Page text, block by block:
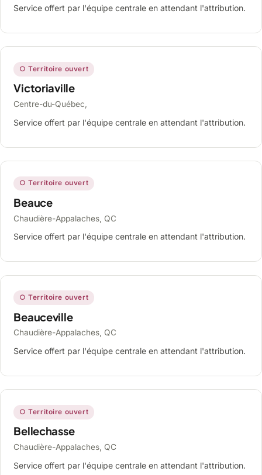
Service offert par l'équipe centrale en attendant l'attribution.
○ Territoire ouvert
Victoriaville
Centre-du-Québec,
Service offert par l'équipe centrale en attendant l'attribution.
○ Territoire ouvert
Beauce
Chaudière-Appalaches, QC
Service offert par l'équipe centrale en attendant l'attribution.
○ Territoire ouvert
Beauceville
Chaudière-Appalaches, QC
Service offert par l'équipe centrale en attendant l'attribution.
○ Territoire ouvert
Bellechasse
Chaudière-Appalaches, QC
Service offert par l'équipe centrale en attendant l'attribution.